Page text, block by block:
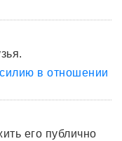
в отношении
его публично